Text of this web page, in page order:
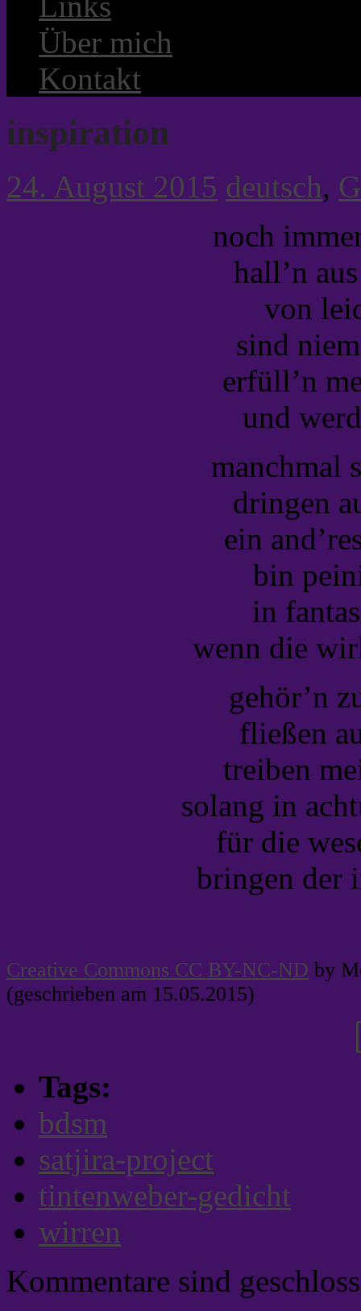
Über mich
Kontakt
inspiration
24. August 2015 deutsch,
noch
hall’n
von
sind
erfüll’n
und
manchmal
dringen
ein
bin
in
wenn die
gehör’n
fließen
treiben
solang in
für die
bringen der
Creative Commons CC BY-NC-ND by
(geschrieben am 15.05.2015)
Tags:
bdsm
satjira-project
tintenweber-gedicht
wirren
Kommentare sind